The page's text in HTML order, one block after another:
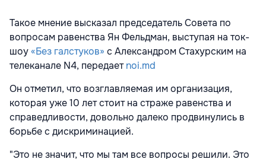
Такое мнение высказал председатель Совета по
вопросам равенства Ян Фельдман, выступая на ток-
шоу«Без галстуков» с Александром Стахурским на
телеканале N4, передаетnoi.md
Он отметил, что возглавляемая им организация,
которая уже 10 лет стоит на страже равенства и
справедливости, довольно далеко продвинулись в
борьбе с дискриминацией.
"Это не значит, что мы там все вопросы решили. Это